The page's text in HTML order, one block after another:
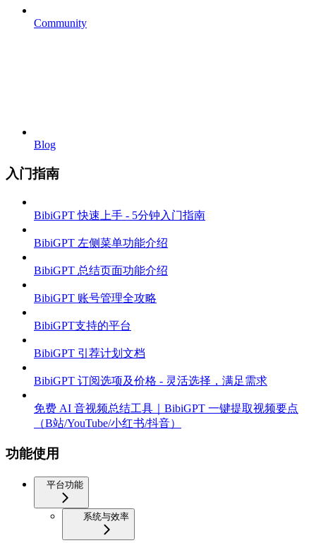
Community
Blog
入门指南
BibiGPT 快速上手 - 5分钟入门指南
BibiGPT 左侧菜单功能介绍
BibiGPT 总结页面功能介绍
BibiGPT 账号管理全攻略
BibiGPT支持的平台
BibiGPT 引荐计划文档
BibiGPT 订阅选项及价格 - 灵活选择，满足需求
免费 AI 音视频总结工具｜BibiGPT 一键提取视频要点
（B站/YouTube/小红书/抖音）
功能使用
平台功能
系统与效率